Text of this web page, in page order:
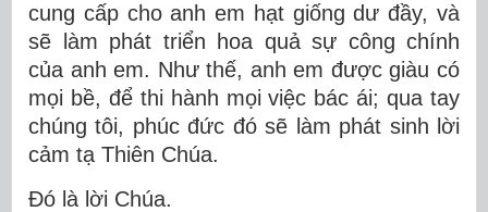
cung cấp cho anh em hạt giống dư đầy, và
sẽ làm phát triển hoa quả sự công chính
của anh em. Như thế, anh em được giàu có
mọi bề, để thi hành mọi việc bác ái; qua tay
chúng tôi, phúc đức đó sẽ làm phát sinh lời
cảm tạ Thiên Chúa.
Ðó là lời Chúa.